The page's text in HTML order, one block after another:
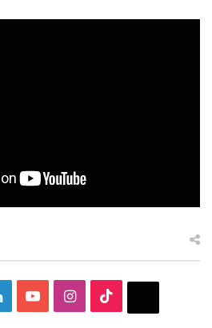
LinkedInYouTubeInstagram